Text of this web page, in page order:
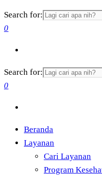
Search for:
0
Search for:
0
Beranda
Layanan
Cari Layanan
Program